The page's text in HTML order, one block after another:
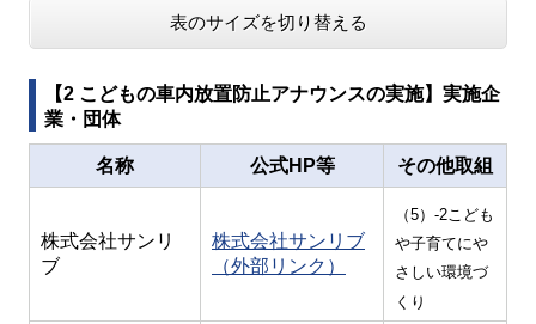
表のサイズを切り替える
【2 こどもの車内放置防止アナウンスの実施】実施企
業・団体
名称 公式HP等 その他取組
株式会社サンリ
ブ
株式会社サンリブ
（外部リンク）
（5）-2こども
や子育てにや
さしい環境づ
くり